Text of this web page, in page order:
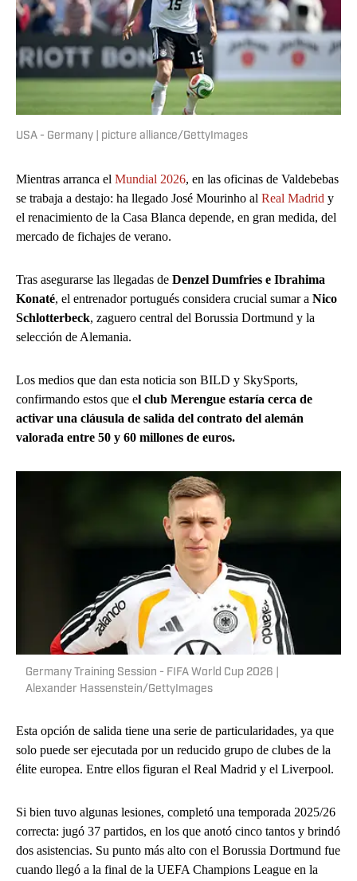
USA - Germany | picture alliance/GettyImages
Mientras arranca el Mundial 2026, en las oficinas de Valdebebas
se trabaja a destajo: ha llegado José Mourinho al Real Madrid y
el renacimiento de la Casa Blanca depende, en gran medida, del
mercado de fichajes de verano.
Tras asegurarse las llegadas de Denzel Dumfries e Ibrahima
Konaté, el entrenador portugués considera crucial sumar a Nico
Schlotterbeck, zaguero central del Borussia Dortmund y la
selección de Alemania.
Los medios que dan esta noticia son BILD y SkySports,
confirmando estos que el club Merengue estaría cerca de
activar una cláusula de salida del contrato del alemán
valorada entre 50 y 60 millones de euros.
Germany Training Session - FIFA World Cup 2026 |
Alexander Hassenstein/GettyImages
Esta opción de salida tiene una serie de particularidades, ya que
solo puede ser ejecutada por un reducido grupo de clubes de la
élite europea. Entre ellos figuran el Real Madrid y el Liverpool.
Si bien tuvo algunas lesiones, completó una temporada 2025/26
correcta: jugó 37 partidos, en los que anotó cinco tantos y brindó
dos asistencias. Su punto más alto con el Borussia Dortmund fue
cuando llegó a la final de la UEFA Champions League en la